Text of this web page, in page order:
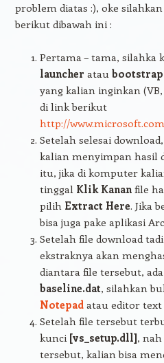
problem diatas :), oke
berikut dibawah ini :
Pertama – tama, silahka
launcher atau bootstrap
yang kalian inginkan (VB,
di link berikut
http://
Setelah selesai
kalian menyimpan hasil
itu, jika di komputer
tinggal Klik Kananfile
pilih Extract Here. Jika
bisa juga pake aplikasi
Setelah file download
ekstraknya akan
diantara file tersebut,
baseline.dat, silahkan
Notepadatau editor text
Setelah file tersebut
kunci [vs_setup.dll],
tersebut, kalian bisa